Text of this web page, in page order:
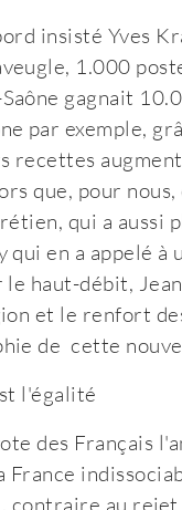
insisté Yves
1.000
gagnait
par exemple,
recettes
que, pour
qui a
en a appelé
haut-débit,
et le renfort
de cette
l'égalité
des Français
contraire au